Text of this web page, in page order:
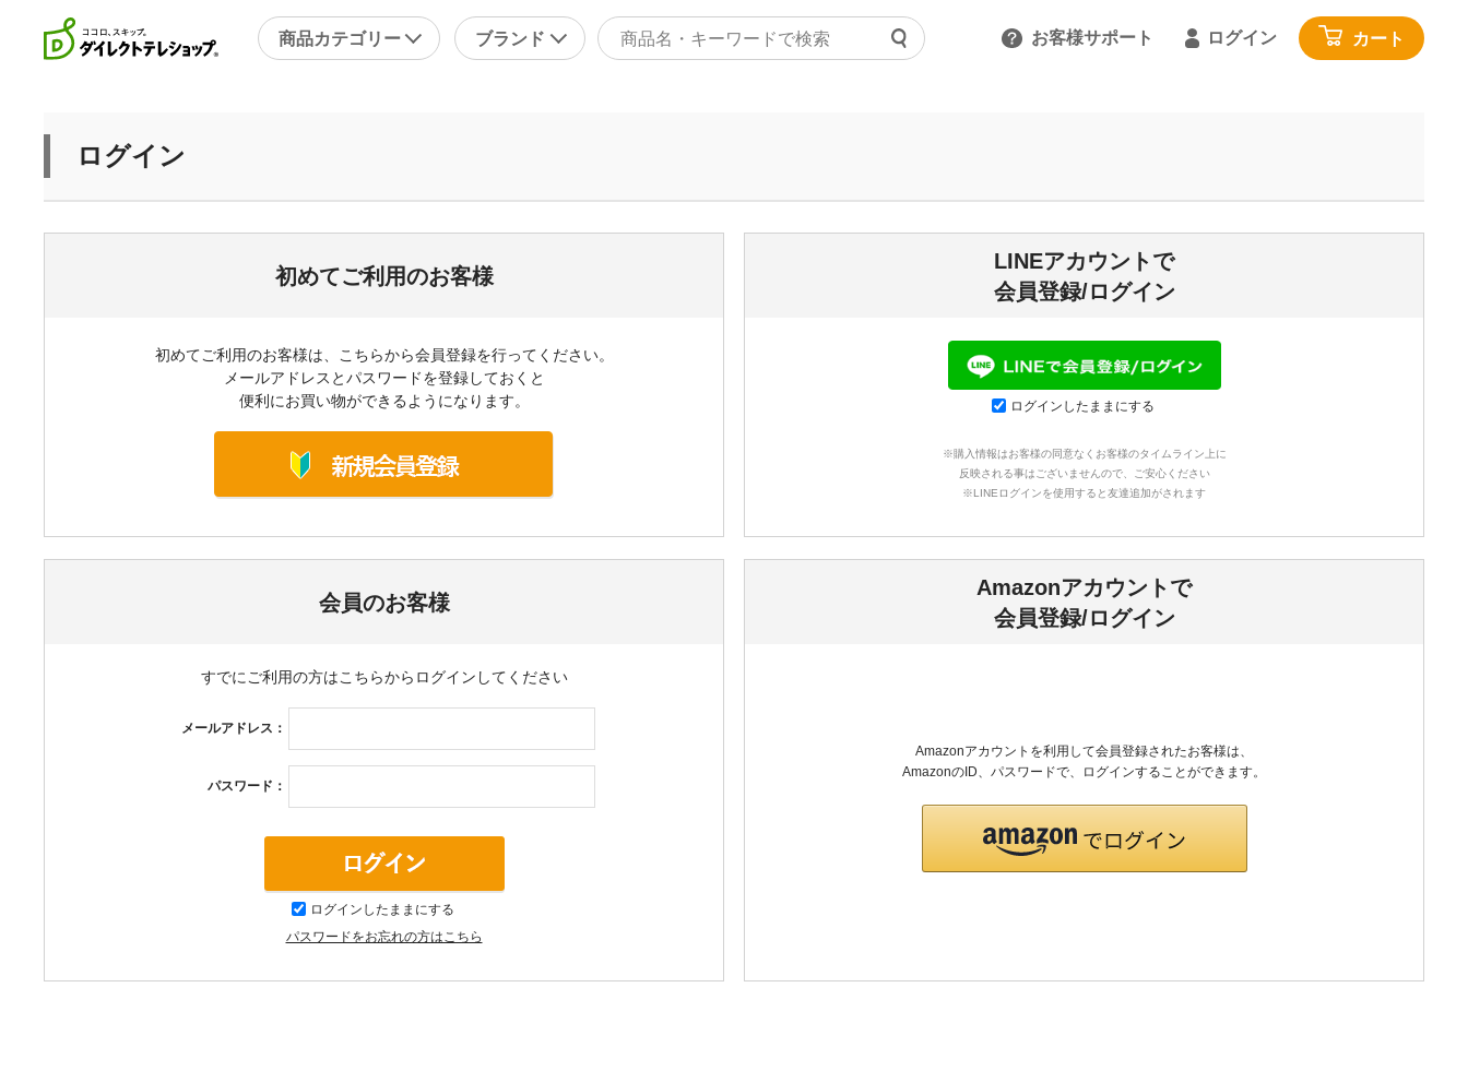
商品カテゴリー ブランド お客様サポート
問い合わせる
閉じる
ログイン カート
スチームクリーナー
キッチン
フライパン・鍋
キッチン家電
包丁・ハサミ・スライサー
補正下着
メンズ
健康食品・サプリ
健康器具・健康グッズ
アウトドア・レジャー
その他
布団・毛布
マットレス・敷きパッド
じゅうたん・カーペット
その他
食品
ログイン
初めてご利用のお客様
初めてご利用のお客様は、こちらから会員登録を行ってください。
メールアドレスとパスワードを登録しておくと
便利にお買い物ができるようになります。
LINEアカウントで
会員登録/ログイン
ログインしたままにする
※購入情報はお客様の同意なくお客様のタイムライン上に
反映される事はございませんので、ご安心ください
※LINEログインを使用すると友達追加がされます
会員のお客様
すでにご利用の方はこちらからログインしてください
メールアドレス：
パスワード：
ログインしたままにする
パスワードをお忘れの方はこちら
Amazonアカウントで
会員登録/ログイン
Amazonアカウントを利用して会員登録されたお客様は、
AmazonのID、パスワードで、ログインすることができます。